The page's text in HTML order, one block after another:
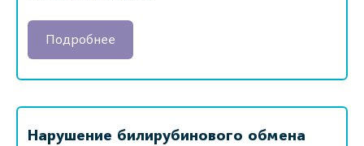
Подробнее
Нарушение билирубинового обмена